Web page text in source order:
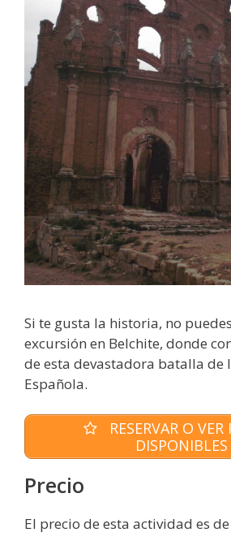
Si te gusta la historia, no
excursión en Belchite, donde
de esta devastadora batalla de
Española.
RESERVAR O VER
DISPONIBLES
Precio
El precio de esta actividad es